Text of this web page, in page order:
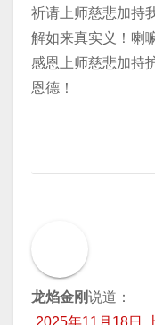
祈请上师慈悲加持
解如来真实义！喇
感恩上师慈悲加持
恩德！
龙焰金刚说道：